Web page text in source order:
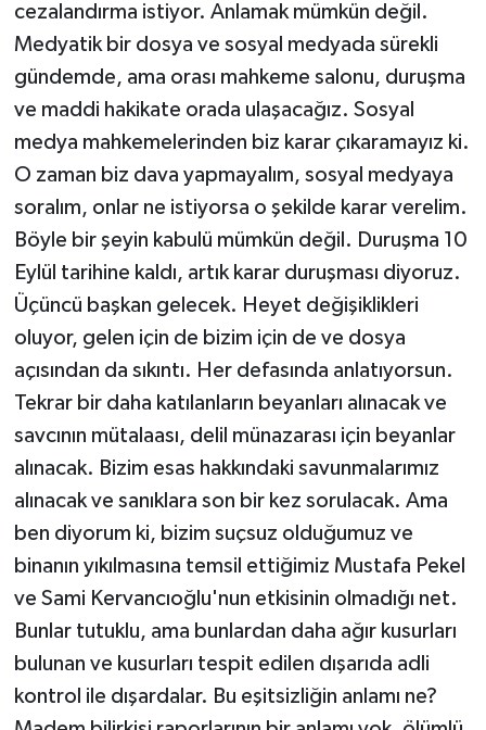
cezalandırma istiyor. Anlamak mümkün değil.
Medyatik bir dosya ve sosyal medyada sürekli
gündemde, ama orası mahkeme salonu, duruşma
ve maddi hakikate orada ulaşacağız. Sosyal
medya mahkemelerinden biz karar çıkaramayız ki.
O zaman biz dava yapmayalım, sosyal medyaya
soralım, onlar ne istiyorsa o şekilde karar verelim.
Böyle bir şeyin kabulü mümkün değil. Duruşma 10
Eylül tarihine kaldı, artık karar duruşması diyoruz.
Üçüncü başkan gelecek. Heyet değişiklikleri
oluyor, gelen için de bizim için de ve dosya
açısından da sıkıntı. Her defasında anlatıyorsun.
Tekrar bir daha katılanların beyanları alınacak ve
savcının mütalaası, delil münazarası için beyanlar
alınacak. Bizim esas hakkındaki savunmalarımız
alınacak ve sanıklara son bir kez sorulacak. Ama
ben diyorum ki, bizim suçsuz olduğumuz ve
binanın yıkılmasına temsil ettiğimiz Mustafa Pekel
ve Sami Kervancıoğlu'nun etkisinin olmadığı net.
Bunlar tutuklu, ama bunlardan daha ağır kusurları
bulunan ve kusurları tespit edilen dışarıda adli
kontrol ile dışardalar. Bu eşitsizliğin anlamı ne?